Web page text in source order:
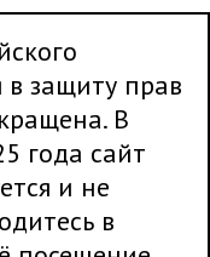
защиту прав
В
года сайт
и не
в